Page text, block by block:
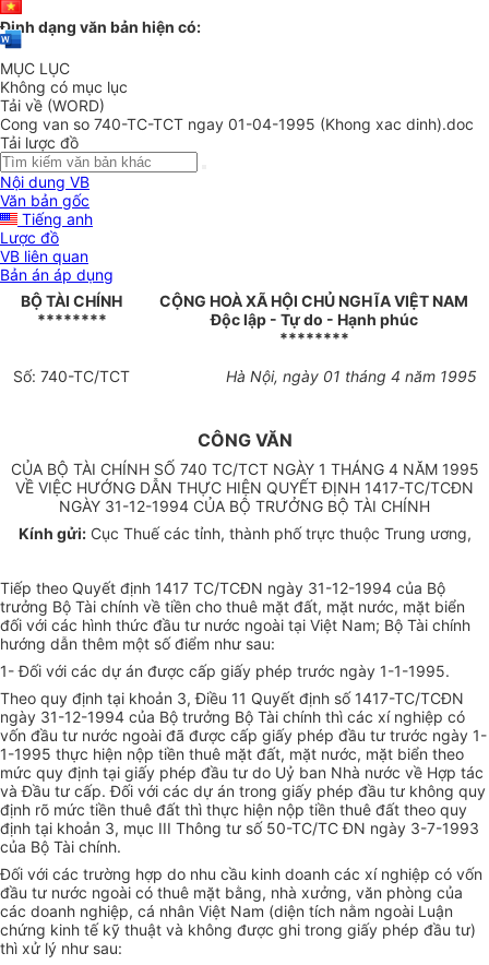
Định dạng văn bản hiện có:
MỤC LỤC
Không có mục lục
Tải về (WORD)
Cong van so 740-TC-TCT ngay 01-04-1995 (Khong xac dinh).doc
Tải lược đồ
Nội dung VB
Văn bản gốc
Tiếng anh
Lược đồ
VB liên quan
Bản án áp dụng
BỘ TÀI CHÍNH
********
CỘNG HOÀ XÃ HỘI CHỦ NGHĨA VIỆT NAM
Độc lập - Tự do - Hạnh phúc
********
Số: 740-TC/TCT Hà Nội, ngày 01 tháng 4 năm 1995
CÔNG VĂN
CỦA BỘ TÀI CHÍNH SỐ 740 TC/TCT NGÀY 1 THÁNG 4 NĂM 1995
VỀ VIỆC HƯỚNG DẪN THỰC HIỆN QUYẾT ĐỊNH 1417-TC/TCĐN
NGÀY 31-12-1994 CỦA BỘ TRƯỞNG BỘ TÀI CHÍNH
Kính gửi:Cục Thuế các tỉnh, thành phố trực thuộc Trung ương,
Tiếp theo Quyết định 1417 TC/TCĐN ngày 31-12-1994 của Bộ
trưởng Bộ Tài chính về tiền cho thuê mặt đất, mặt nước, mặt biển
đối với các hình thức đầu tư nước ngoài tại Việt Nam; Bộ Tài chính
hướng dẫn thêm một số điểm như sau:
1- Đối với các dự án được cấp giấy phép trước ngày 1-1-1995.
Theo quy định tại khoản 3, Điều 11 Quyết định số 1417-TC/TCĐN
ngày 31-12-1994 của Bộ trưởng Bộ Tài chính thì các xí nghiệp có
vốn đầu tư nước ngoài đã được cấp giấy phép đầu tư trước ngày 1-
1-1995 thực hiện nộp tiền thuê mặt đất, mặt nước, mặt biển theo
mức quy định tại giấy phép đầu tư do Uỷ ban Nhà nước về Hợp tác
và Đầu tư cấp. Đối với các dự án trong giấy phép đầu tư không quy
định rõ mức tiền thuê đất thì thực hiện nộp tiền thuê đất theo quy
định tại khoản 3, mục III Thông tư số 50-TC/TC ĐN ngày 3-7-1993
của Bộ Tài chính.
Đối với các trường hợp do nhu cầu kinh doanh các xí nghiệp có vốn
đầu tư nước ngoài có thuê mặt bằng, nhà xưởng, văn phòng của
các doanh nghiệp, cá nhân Việt Nam (diện tích nằm ngoài Luận
chứng kinh tế kỹ thuật và không được ghi trong giấy phép đầu tư)
thì xử lý như sau: